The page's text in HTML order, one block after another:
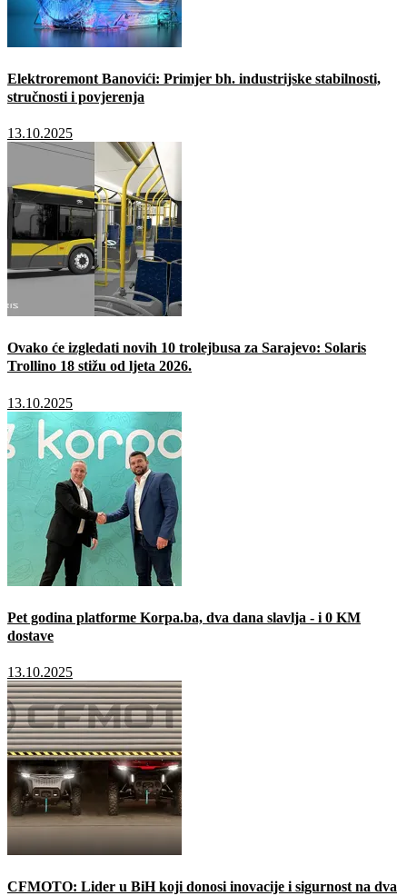
Elektroremont Banovići: Primjer bh. industrijske stabilnosti,
stručnosti i povjerenja
13.10.2025
Ovako će izgledati novih 10 trolejbusa za Sarajevo: Solaris
Trollino 18 stižu od ljeta 2026.
13.10.2025
Pet godina platforme Korpa.ba, dva dana slavlja - i 0 KM
dostave
13.10.2025
CFMOTO: Lider u BiH koji donosi inovacije i sigurnost na dva